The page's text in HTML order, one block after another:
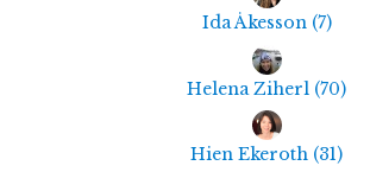
Ida Åkesson (7)
Helena Ziherl (70)
Hien Ekeroth (31)